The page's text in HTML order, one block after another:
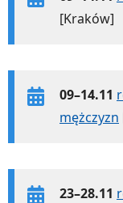
[Kraków]
09–14.11
mężczyzn
23–28.11